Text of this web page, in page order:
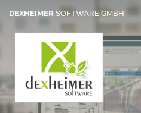
DEXHEIMER SOFTWARE GMBH